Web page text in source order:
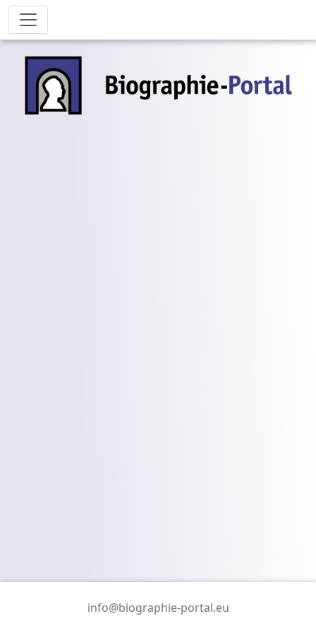
info@biographie-portal.eu